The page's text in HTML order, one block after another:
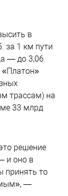
в
за 1 км пути
— до 3,06
«Платон»
трассам) на
33 млрд
решение
и оно в
принять то
—